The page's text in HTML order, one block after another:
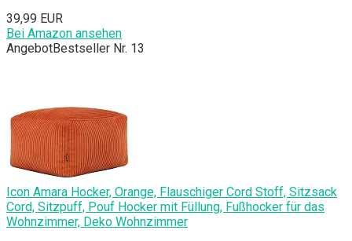
39,99 EUR
Bei Amazon ansehen
AngebotBestseller Nr. 13
Icon Amara Hocker, Orange, Flauschiger Cord Stoff, Sitzsack
Cord, Sitzpuff, Pouf Hocker mit Füllung, Fußhocker für das
Wohnzimmer, Deko Wohnzimmer